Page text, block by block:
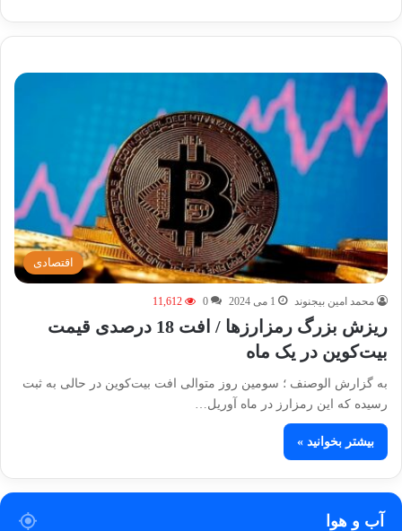
اقتصادی
محمد امین بیجنوند 1 می 2024 0
11,612
ریزش بزرگ رمزارزها / افت 18 درصدی قیمت
بیت‌کوین در یک ماه
به گزارش الوصنف ؛ سومین روز متوالی افت بیت‌کوین در حالی به ثبت
رسیده که این رمزارز در ماه آوریل…
بیشتر بخوانید »
آب و هوا